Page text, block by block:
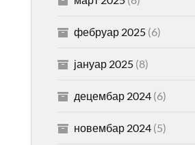
фебруар 2025(6)
јануар 2025(8)
децембар 2024(6)
новембар 2024(5)